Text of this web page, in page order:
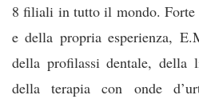
8 filiali in tutto il mondo. Forte
e della propria esperienza,
della profilassi dentale, della
della terapia con onde